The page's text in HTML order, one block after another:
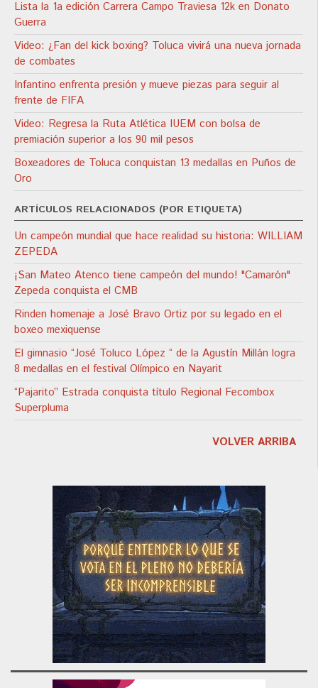
Lista la 1a edición Carrera Campo Traviesa 12k en Donato
Guerra
Video: ¿Fan del kick boxing? Toluca vivirá una nueva jornada
de combates
Infantino enfrenta presión y mueve piezas para seguir al
frente de FIFA
Video: Regresa la Ruta Atlética IUEM con bolsa de
premiación superior a los 90 mil pesos
Boxeadores de Toluca conquistan 13 medallas en Puños de
Oro
ARTÍCULOS RELACIONADOS (POR ETIQUETA)
Un campeón mundial que hace realidad su historia: WILLIAM
ZEPEDA
¡San Mateo Atenco tiene campeón del mundo! "Camarón"
Zepeda conquista el CMB
Rinden homenaje a José Bravo Ortiz por su legado en el
boxeo mexiquense
El gimnasio “José Toluco López “ de la Agustín Millán logra
8 medallas en el festival Olímpico en Nayarit
“Pajarito” Estrada conquista título Regional Fecombox
Superpluma
VOLVER ARRIBA